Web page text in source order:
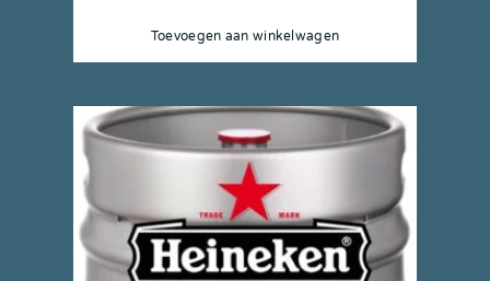
Toevoegen aan winkelwagen